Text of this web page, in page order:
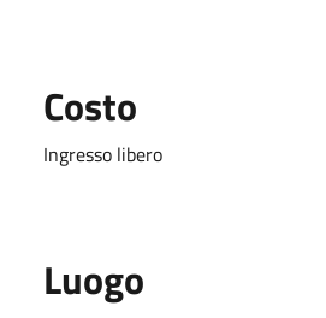
Costo
Ingresso libero
Luogo